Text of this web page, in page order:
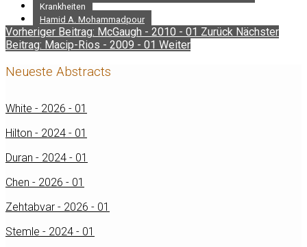
Krankheiten
Hamid A. Mohammadpour
Vorheriger Beitrag: McGaugh - 2010 - 01 Zurück Nächster
Beitrag: Macip-Rios - 2009 - 01 Weiter
Neueste Abstracts
White - 2026 - 01
Hilton - 2024 - 01
Duran - 2024 - 01
Chen - 2026 - 01
Zehtabvar - 2026 - 01
Stemle - 2024 - 01